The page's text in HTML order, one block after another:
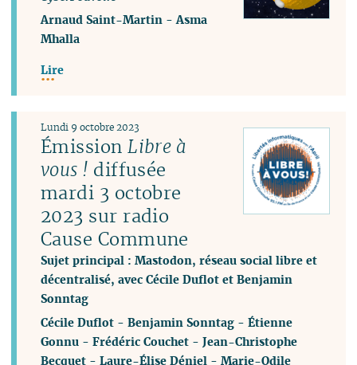
Arnaud Saint-Martin -Asma
Mhalla
Lire
ÉmissionLibre à
vous ! diffusée
mardi 3 octobre
2023 sur radio
Cause Commune
Sujet principal : Mastodon, réseau social libre et
décentralisé, avec Cécile Duflot et Benjamin
Sonntag
Lundi 9 octobre 2023
Cécile Duflot -Benjamin Sonntag -Étienne
Gonnu -Frédéric Couchet -Jean-Christophe
Becquet -Laure-Élise Déniel -Marie-Odile